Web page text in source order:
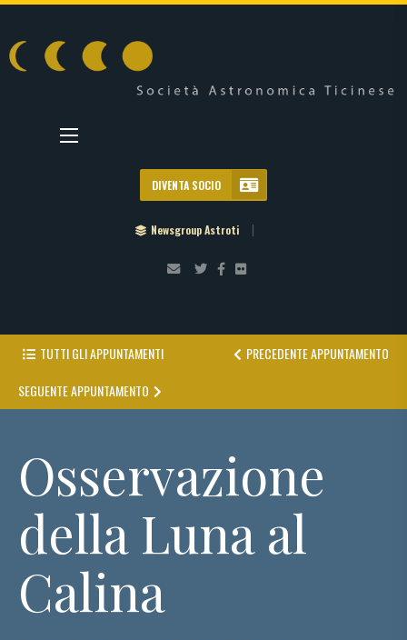
DIVENTA SOCIO
Newsgroup Astroti
TUTTI GLI APPUNTAMENTI
PRECEDENTE APPUNTAMENTO
SEGUENTE APPUNTAMENTO
Osservazione
della Luna al
Calina